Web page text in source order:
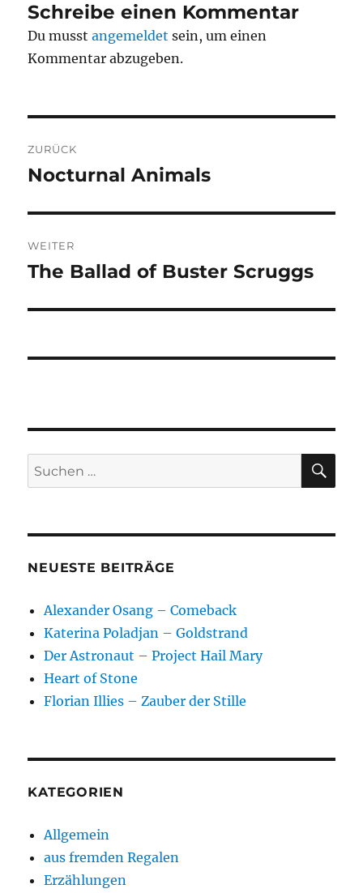
Schreibe einen Kommentar
Du musstangemeldet sein, um einen
Kommentar abzugeben.
ZURÜCK
Vorheriger
Nocturnal Animals
WEITER
Nächster
The Ballad of Buster Scruggs
Suchen
nach:
NEUESTE BEITRÄGE
Alexander Osang – Comeback
Katerina Poladjan – Goldstrand
Der Astronaut – Project Hail Mary
Heart of Stone
Florian Illies – Zauber der Stille
KATEGORIEN
Allgemein
aus fremden Regalen
Erzählungen